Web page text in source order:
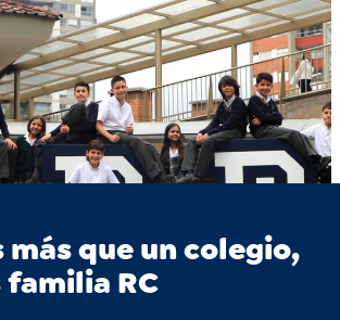
más que un colegio,
familia RC